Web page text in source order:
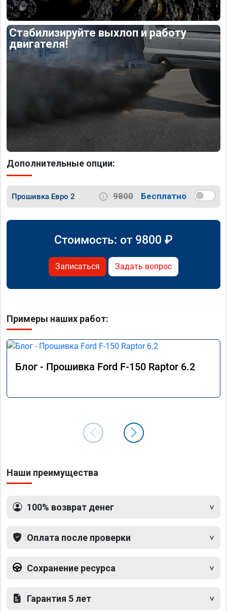
Стабилизируйте выхлоп и работу
двигателя!
Дополнительные опции:
Прошивка Евро 2 9800 Бесплатно
Стоимость: от 9800 ₽
Записаться Задать вопрос
Примеры наших работ:
Блог - Прошивка Ford F-150 Raptor 6.2
Наши преимущества
100% возврат денег
Оплата после проверки
Сохранение ресурса
Гарантия 5 лет